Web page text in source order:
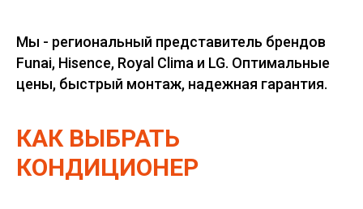
Мы - региональный представитель брендов
Funai, Hisence, Royal Clima и LG. Оптимальные
цены, быстрый монтаж, надежная гарантия.
КАК ВЫБРАТЬ
КОНДИЦИОНЕР